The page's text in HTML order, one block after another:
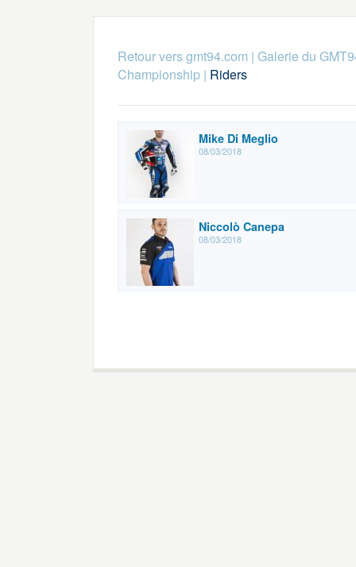
Retour vers gmt94.com | Galerie du
Championship| Riders
Mike Di Meglio
08/03/2018
Niccolò Canepa
08/03/2018